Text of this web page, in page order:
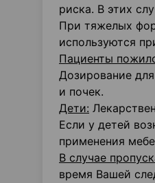
риска. В этих
При тяжелых
используются
Пациенты
Дозирование
и почек.
Дети:
Если у детей
применения
В случае
время Вашей